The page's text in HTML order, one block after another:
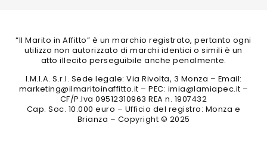
“Il Marito in Affitto” è un marchio registrato, pertanto ogni
utilizzo non autorizzato di marchi identici o simili è un
atto illecito perseguibile anche penalmente.
I.M.I.A. S.r.l. Sede legale: Via Rivolta, 3 Monza – Email:
marketing@ilmaritoinaffitto.it – PEC: imia@lamiapec.it –
CF/P.Iva 09512310963 REA n. 1907432
Cap. Soc. 10.000 euro – Ufficio del registro: Monza e
Brianza – Copyright © 2025